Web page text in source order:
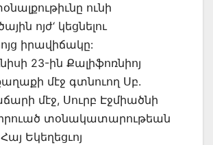
ունի
ոյժ‘ կեցնելու
իրավիճակը:
23-ին Քալիֆոռնիոյ
մէջ գտնուող Սբ.
մէջ, Սուրբ Էջմիածնի
տօնակատարութեան
Եկեղեցւոյ